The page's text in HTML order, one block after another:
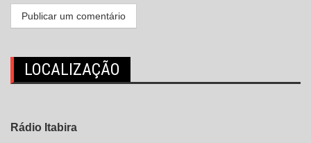
LOCALIZAÇÃO
Rádio Itabira